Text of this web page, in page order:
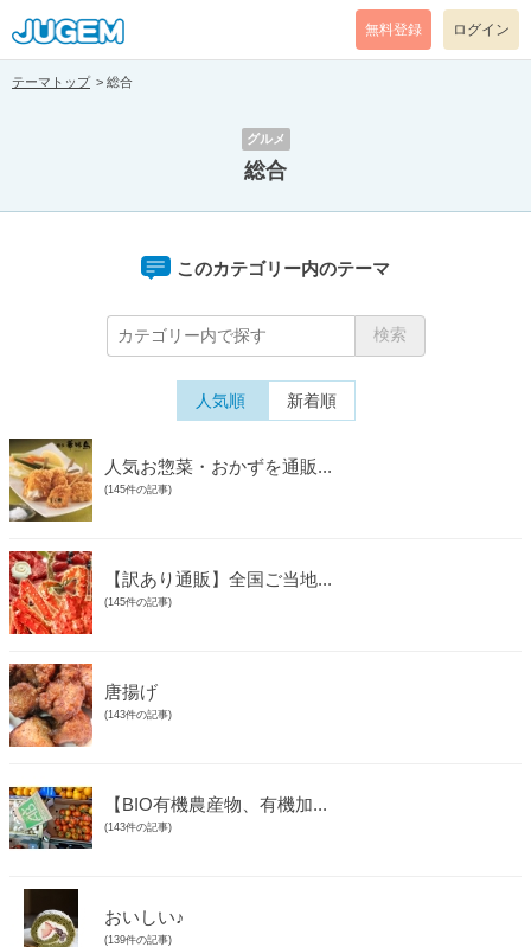
無料登録 ログイン
テーマトップ 総合
グルメ
総合
このカテゴリー内のテーマ
人気順 新着順
人気お惣菜・おかずを通販...
(145件の記事)
【訳あり通販】全国ご当地...
(145件の記事)
唐揚げ
(143件の記事)
【BIO有機農産物、有機加...
(143件の記事)
おいしい♪
(139件の記事)